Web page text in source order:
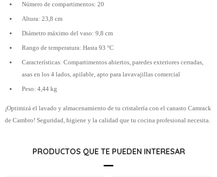
Número de compartimentos: 20
Altura: 23,8 cm
Diámetro máximo del vaso: 9,8 cm
Rango de temperatura: Hasta 93 °C
Características: Compartimentos abiertos, paredes exteriores cerradas,
asas en los 4 lados, apilable, apto para lavavajillas comercial
Peso: 4,44 kg
¡Optimizá el lavado y almacenamiento de tu cristalería con el canasto Camrack
de Cambro! Seguridad, higiene y la calidad que tu cocina profesional necesita.
PRODUCTOS QUE TE PUEDEN INTERESAR